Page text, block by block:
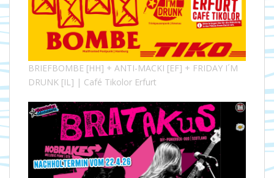
BRIEFBOMBE [HH] + ANTI-MACKI [EF] + FRIDAY I´M
DRUNK [IL] | Café Tikolor Erfurt